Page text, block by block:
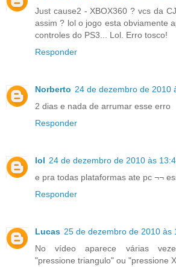
Just cause2 - XBOX360 ? vcs da
assim ? lol o jogo esta obviamente
controles do PS3... Lol. Erro tosco!
Responder
Norberto 24 de dezembro de 2010
2 dias e nada de arrumar esse erro
Responder
lol 24 de dezembro de 2010 às
e pra todas plataformas ate pc ¬¬
Responder
Lucas 25 de dezembro de 2010 às
No vídeo aparece várias
"pressione triangulo" ou "pressione